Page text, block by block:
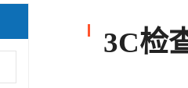
3C检